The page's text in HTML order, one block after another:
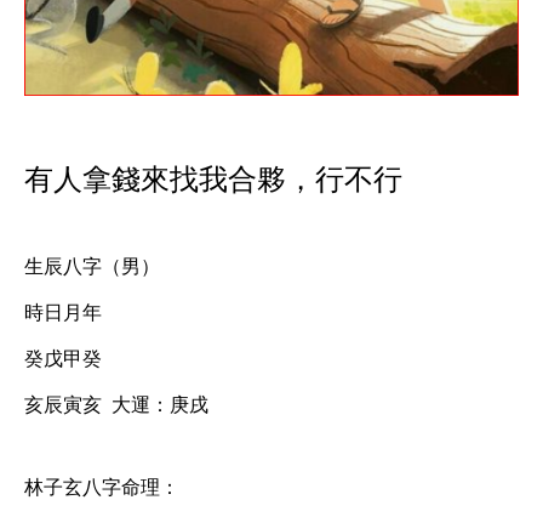
有人拿錢來找我合夥，行不行
生辰八字（男）
時日月年
癸戊甲癸
亥辰寅亥  大運：庚戌
林子玄八字命理：